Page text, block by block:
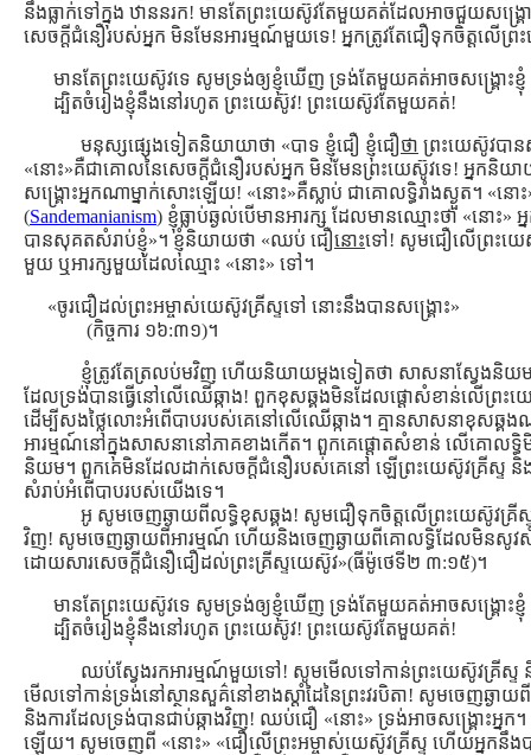
នឹងធ្លាក់ទៅក្នុង ឋាននរក! មានតែព្រះយេស៊ូវតែមួយគត់ដែលអាចជួយសង្រ្គ
សេចក្ដីជំនឿរបស់អ្នក មិនមែនអារម្មណ៍មួយទេ! អ្នកត្រូវតែជឿទុកចិត្ដលើព្
មានតែព្រះយេស៊ូវទេ សូមទ្រង់ឲ្យខ្ញុំឃើញ ទ្រង់តែមួយគត់អាចសង្រ្គោះខ្ញុំ
ដ្បិតចំរៀងខ្ញុំនឹងនៅរហូត ព្រះយេស៊ូវ! ព្រះយេស៊ូវតែមួយគត់!
មនុស្សផ្សេងទៀតនិយាយាថា «បាទ ខ្ញុំជឿ ខ្ញុំជឿ ថា ព្រះយេស៊ូវបាន
«នោះ»គឺជាគោលនៃសេចក្ដីជំនឿរបស់អ្នក មិនមែនព្រះយេស៊ូវទេ! អ្នកនិយា
សង្រ្គោះអ្នកណាម្នាក់សោះឡើយ! «នោះ»គឺស្លាប់ ជាគោលទ្ធិរាំងស្ងួត។ «
(Sandemanianism) ខ្ញុំធ្លាប់ឆ្ងល់បើមានអារក្ស ដែលមានឈ្មោះថា «នោះ»
បានសុគតសំរាប់ខ្ញុំ»។ ខ្ញុំនិយាយថា «ឈប់ ជឿ នោះទៅ! សូមជឿលើព្រះយេ
មួយ ឬអារក្សមួយដែលឈ្មោះ «នោះ» ទៅ។
«ចូរជឿដល់ព្រះអម្ចាស់យេស៊ូវគ្រីស្ទទៅ នោះនឹងបានសង្គ្រោះ»
(កិច្ចការ ១៦:៣១)។
ខ្ញុំត្រូវតែត្រលប់មវិញ ហើយនិយាយម្ដងទៀតថា សាសនាស្វែងនិយម
ដែលទ្រង់បានធ្វើនៅលើឈើឆ្កាង! ពួកខុសឆ្គងមិនដែលផ្ដោសំខាន់លើព្រះយេ
ដើម្បីសងថ្លៃលោះអំពើបាបរបស់គេនៅលើឈើឆ្កាង។ គ្មានសាសនាខុសឆ្គង
អារម្មណ៍នៅក្នុងសាសនានៅភាគខាងកើត។ ពួកគេផ្តោតសំខាន់ លើគោលទ្
និយម។ ពួកគេមិនដែលដាក់សេចក្ដីជំនឿរបស់គេនៅ ឡើព្រះយេស៊ូវគ្រីស្ទ និ
សំរាប់អំពើបាបរបស់យើងទេ។
អូ សូមចេញឆ្ងាយពីលទ្ធិខុសឆ្គង! សូមជឿទុកចិត្ដលើព្រះយេស៊ូវគ្រី
វិញ! សូមចេញឆ្ងាយពីអារម្មណ៍ ហើយនិងចេញឆ្ងាយពីគោលទ្ធិដែលមិនសូវសំ
ដោយសារសេចក្តីជំនឿជឿដល់ព្រះគ្រីស្ទយេស៊ូវ»(ធីម៉ូថេទី២ ៣:១៥)។
មានតែព្រះយេស៊ូវទេ សូមទ្រង់ឲ្យខ្ញុំឃើញ ទ្រង់តែមួយគត់អាចសង្រ្គោះខ្ញុំ
ដ្បិតចំរៀងខ្ញុំនឹងនៅរហូត ព្រះយេស៊ូវ! ព្រះយេស៊ូវតែមួយគត់!
ឈប់ស្វែងរកអារម្មណ៍មួយទៅ! សូមមើលទៅកាន់ព្រះយេស៊ូវគ្រីស្ទ
មើលទៅកាន់ទ្រង់នៅស្ថានសួគ៌នៅខាងស្ដាំដៃនៃព្រះវរបិតា! សូមចេញឆ្ងា
និងការដែលទ្រង់បានជាប់ឆ្កាងវិញ! ឈប់ជឿ «នោះ» ទ្រង់អាចសង្រ្គោះអ្នក
ឡើយ។ សូមចេញពី «នោះ» «ជឿលើព្រះអម្ចាស់យេស៊ូវគ្រីស្ទ ហើយអ្នកនឹងប